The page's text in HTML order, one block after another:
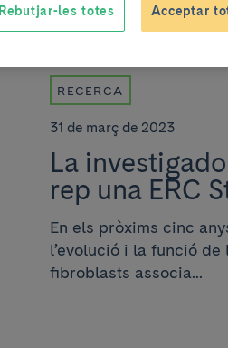
RECERCA
31 de març de 2023
La
rep una ERC
En els pròxims cinc
l’evolució i la funció
fibroblasts associa...
Rebutjar-les totes Acceptar